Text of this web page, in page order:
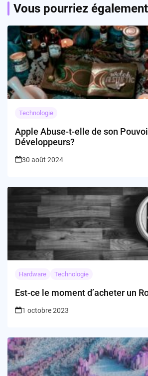
Vous pourriez
Technologie
Apple Abuse-t-elle de son
Développeurs?
30 août 2024
Hardware Technologie
Est-ce le moment d’acheter un
1 octobre 2023